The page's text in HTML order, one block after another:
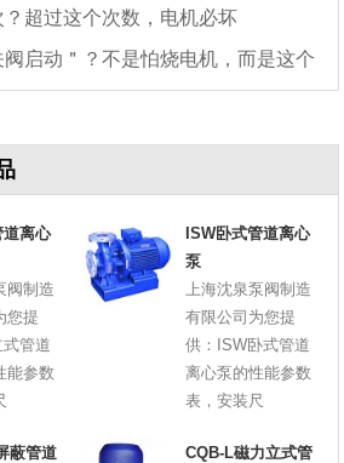
超过这个次数，电机必坏
启动＂？不是怕烧电机，而是这个
道离心
阀制造
您提
管道
能参数
ISW卧式管道离心
泵
上海沈泉泵阀制造
有限公司为您提
供：ISW卧式管道
离心泵的性能参数
表，安装尺
蔽管道
CQB-L磁力立式管